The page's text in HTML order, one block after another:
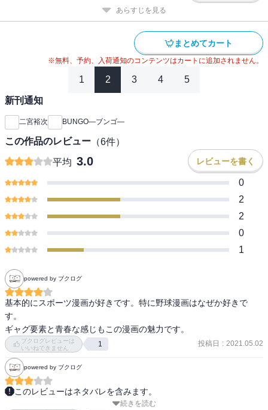
あらすじを見る
まとめてカート
※無料、予約、入荷通知のコンテンツはカートに追加されません。
1 2 3 4 5
新刊通知
二宮裕次 BUNGO―ブンゴ―
この作品のレビュー （6件）
平均 3.0 レビューを書く
0
2
2
0
1
powered by ブクログ
基本的にスポーツ漫画が好きです。特に野球漫画はなぜか好きで
す。
ギャグ要素と青春な感じもこの漫画の魅力です。
ブクログレビューは
いいねできません
1 投稿日 : 2021.05.02
powered by ブクログ
このレビューはネタバレを含みます。
面白い！野球漫画！主人公ブンゴは小さい頃からずっと1人で壁当て
続きを読む